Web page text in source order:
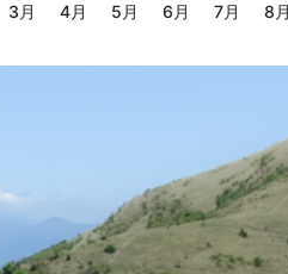
3月 4月 5月 6月 7月 8月